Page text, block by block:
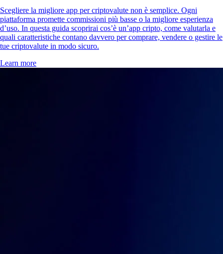
Scegliere la migliore app per criptovalute non è semplice. Ogni
piattaforma promette commissioni più basse o la migliore esperienza
d’uso. In questa guida scoprirai cos’è un’app cripto, come valutarla e
quali caratteristiche contano davvero per comprare, vendere o gestire le
tue criptovalute in modo sicuro.
Learn more